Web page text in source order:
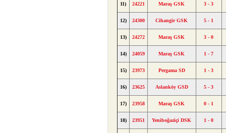
11) 24221 Maraş GSK 3 - 3
12) 24300 Cihangir GSK 5 - 1
13) 24272 Maraş GSK 3 - 0
14) 24059 Maraş GSK 1 - 7
15) 23973 Pergama SD 1 - 3
16) 23625 Aslanköy GSD 5 - 3
17) 23958 Maraş GSK 0 - 1
18) 23951 Yeniboğaziçi DSK 1 - 0